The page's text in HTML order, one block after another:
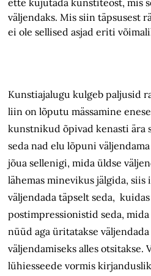
ette kujutada kunstiteost, mis
väljendaks. Mis siin täpsusest
ei ole sellised asjad eriti
Kunstiajalugu kulgeb paljusid
liin on lõputu mässamine
kunstnikud õpivad kenasti ära
seda nad elu lõpuni
jõua sellenigi, mida üldse
lähemas minevikus jälgida,
väljendada täpselt seda, kuidas
postimpressionistid seda, mida
nüüd aga üritatakse
väljendamiseks alles otsitakse.
lühiesseede vormis